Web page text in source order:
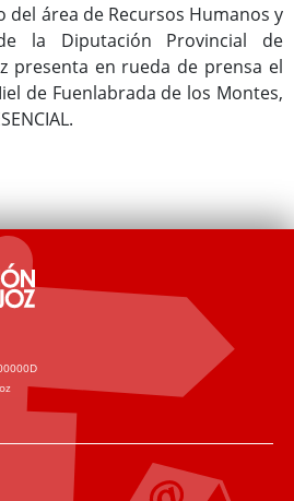
del área de Recursos Humanos y
la Diputación Provincial de
presenta en rueda de prensa el
de Fuenlabrada de los Montes,